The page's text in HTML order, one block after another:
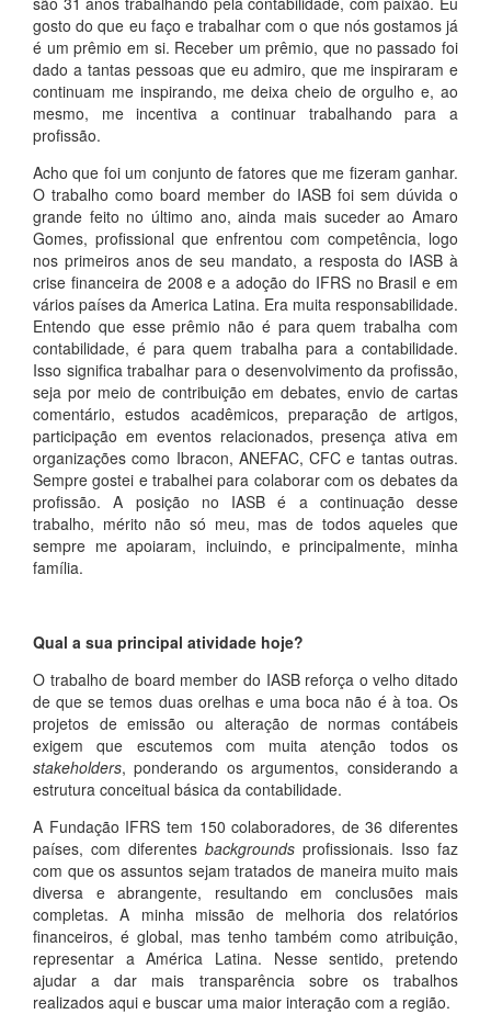
gosto do que eu faço e trabalhar com o que nós gostamos já
é um prêmio em si. Receber um prêmio, que no passado foi
dado a tantas pessoas que eu admiro, que me inspiraram e
continuam me inspirando, me deixa cheio de orgulho e, ao
mesmo, me incentiva a continuar trabalhando para a
profissão.
Acho que foi um conjunto de fatores que me fizeram ganhar.
O trabalho como board member do IASB foi sem dúvida o
grande feito no último ano, ainda mais suceder ao Amaro
Gomes, profissional que enfrentou com competência, logo
nos primeiros anos de seu mandato, a resposta do IASB à
crise financeira de 2008 e a adoção do IFRS no Brasil e em
vários países da America Latina. Era muita responsabilidade.
Entendo que esse prêmio não é para quem trabalha com
contabilidade, é para quem trabalha para a contabilidade.
Isso significa trabalhar para o desenvolvimento da profissão,
seja por meio de contribuição em debates, envio de cartas
comentário, estudos acadêmicos, preparação de artigos,
participação em eventos relacionados, presença ativa em
organizações como Ibracon, ANEFAC, CFC e tantas outras.
Sempre gostei e trabalhei para colaborar com os debates da
profissão. A posição no IASB é a continuação desse
trabalho, mérito não só meu, mas de todos aqueles que
sempre me apoiaram, incluindo, e principalmente, minha
família.
Qual a sua principal atividade hoje?
O trabalho de board member do IASB reforça o velho ditado
de que se temos duas orelhas e uma boca não é à toa. Os
projetos de emissão ou alteração de normas contábeis
exigem que escutemos com muita atenção todos os
stakeholders, ponderando os argumentos, considerando a
estrutura conceitual básica da contabilidade.
A Fundação IFRS tem 150 colaboradores, de 36 diferentes
países, com diferentes backgrounds profissionais. Isso faz
com que os assuntos sejam tratados de maneira muito mais
diversa e abrangente, resultando em conclusões mais
completas. A minha missão de melhoria dos relatórios
financeiros, é global, mas tenho também como atribuição,
representar a América Latina. Nesse sentido, pretendo
ajudar a dar mais transparência sobre os trabalhos
realizados aqui e buscar uma maior interação com a região.